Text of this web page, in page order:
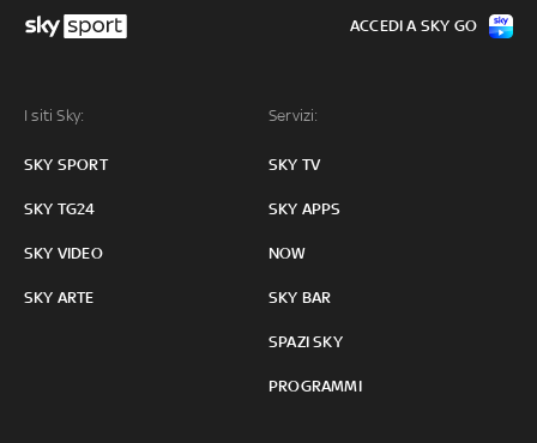
I siti Sky:
SKY SPORT
SKY TG24
SKY VIDEO
SKY ARTE
Servizi:
SKY TV
SKY APPS
NOW
SKY BAR
SPAZI SKY
PROGRAMMI
ACCEDI A SKY GO